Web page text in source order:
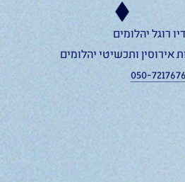
רוגל יהלומים
אירוסין ותכשיטי יהלומים
050-7217676